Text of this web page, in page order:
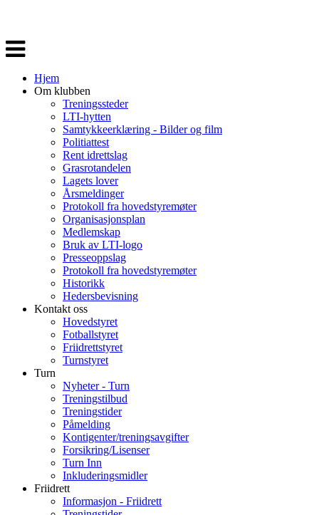
Veksle
navigasjon
Hjem
Om klubben
Treningssteder
LTI-hytten
Samtykkeerklæring - Bilder og film
Politiattest
Rent idrettslag
Grasrotandelen
Lagets lover
Årsmeldinger
Protokoll fra hovedstyremøter
Organisasjonsplan
Medlemskap
Bruk av LTI-logo
Presseoppslag
Protokoll fra hovedstyremøter
Historikk
Hedersbevisning
Kontakt oss
Hovedstyret
Fotballstyret
Friidrettstyret
Turnstyret
Turn
Nyheter - Turn
Treningstilbud
Treningstider
Påmelding
Kontigenter/treningsavgifter
Forsikring/Lisenser
Turn Inn
Inkluderingsmidler
Friidrett
Informasjon - Friidrett